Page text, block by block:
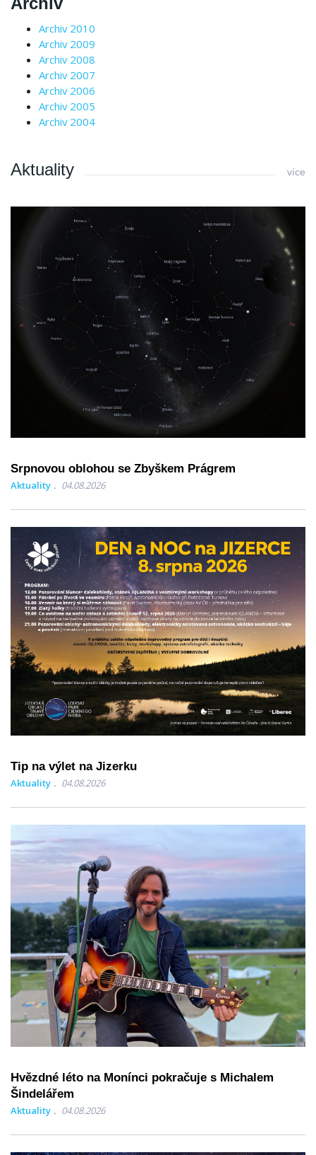
Archiv 2010
Archiv 2009
Archiv 2008
Archiv 2007
Archiv 2006
Archiv 2005
Archiv 2004
Aktuality více
Srpnovou oblohou se Zbyškem Prágrem
Aktuality 04.08.2026
Tip na výlet na Jizerku
Aktuality 04.08.2026
Hvězdné léto na Monínci pokračuje s Michalem
Šindelářem
Aktuality 04.08.2026